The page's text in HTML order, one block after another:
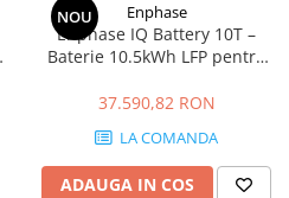
NOU Enphase
Enphase IQ Battery 10T –
Baterie 10.5kWh LFP pentru
Ready
37.590,82 RON
LA COMANDA
ADAUGA IN COS